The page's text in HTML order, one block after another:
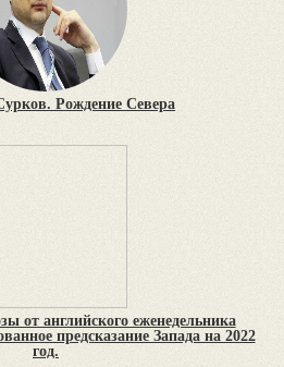
Рождение Севера
от английского еженедельника
предсказание Запада на 2022
год.